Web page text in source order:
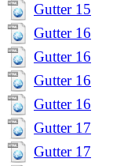
Gutter 15
Gutter 16
Gutter 16
Gutter 16
Gutter 16
Gutter 17
Gutter 17